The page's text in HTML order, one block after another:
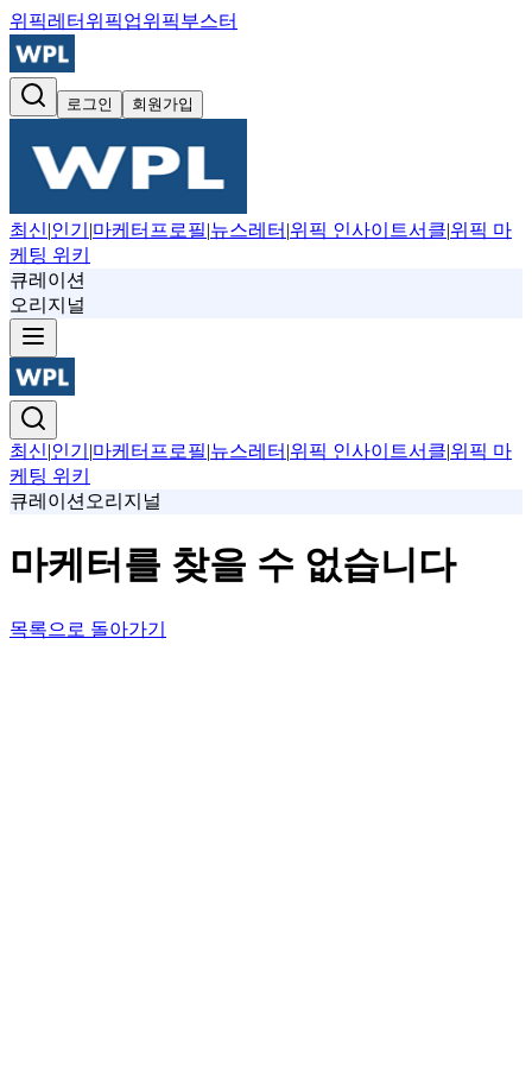
위픽레터 위픽업위픽부스터
로그인 회원가입
최신|인기 |마케터프로필|뉴스레터 |위픽 인사이트서클|위픽 마
케팅 위키
큐레이션
오리지널
최신|인기 |마케터프로필|뉴스레터 |위픽 인사이트서클|위픽 마
케팅 위키
큐레이션 오리지널
마케터를 찾을 수 없습니다
목록으로 돌아가기